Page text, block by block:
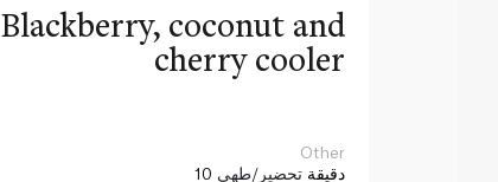
Blackberry, coconut and
cherry cooler
Other
10 دقيقة تحضير/طهي